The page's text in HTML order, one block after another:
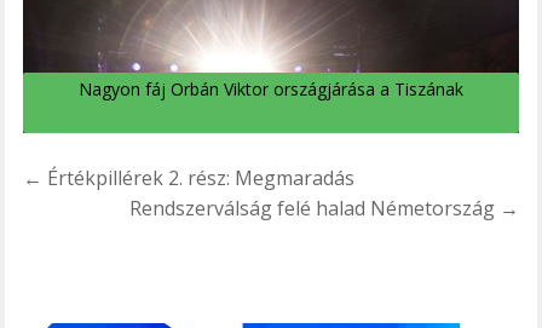
Nagyon fáj Orbán Viktor országjárása a Tiszának
Bejegyzés
navigáció
← Értékpillérek 2. rész: Megmaradás
Rendszerválság felé halad Németország →